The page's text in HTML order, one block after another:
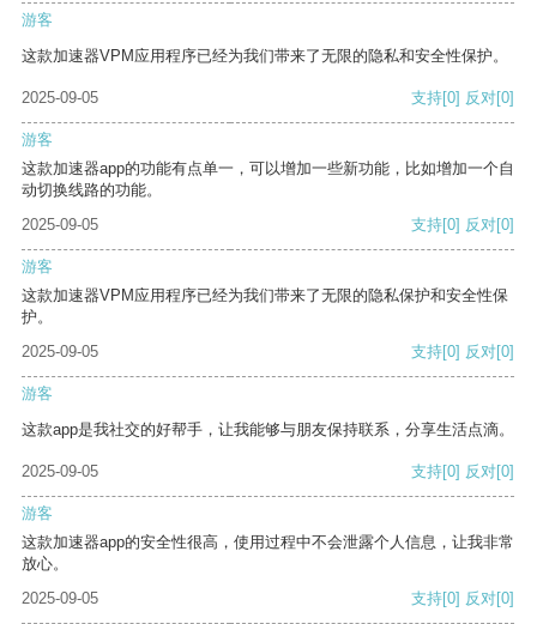
游客
这款加速器VPM应用程序已经为我们带来了无限的隐私和安全性保护。
2025-09-05 支持[0] 反对[0]
游客
这款加速器app的功能有点单一，可以增加一些新功能，比如增加一个自
动切换线路的功能。
2025-09-05
支持[0] 反对[0]
游客
这款加速器VPM应用程序已经为我们带来了无限的隐私保护和安全性保
护。
2025-09-05
支持[0] 反对[0]
游客
这款app是我社交的好帮手，让我能够与朋友保持联系，分享生活点滴。
2025-09-05 支持[0] 反对[0]
游客
这款加速器app的安全性很高，使用过程中不会泄露个人信息，让我非常
放心。
2025-09-05
支持[0] 反对[0]